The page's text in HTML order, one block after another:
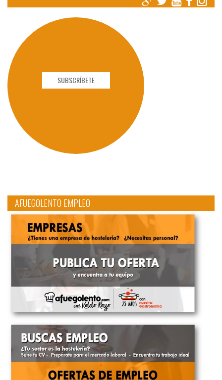
SUBSCRÍBETE
AFUEGOLENTO EMPLEO